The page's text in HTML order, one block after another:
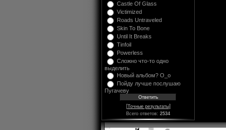
Castle Of Glass
Victimized
Roads Untraveled
Skin To Bone
Until It Breaks
Tinfoil
Powerless
Сложно что-то одно
выделить
Новый альбом? O_o
Пойду лучше послушаю
Пугачеву
[Точные результаты]
Всего ответов: 2534